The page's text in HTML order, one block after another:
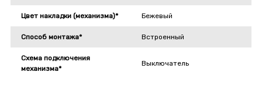
Цвет накладки (механизма)* Бежевый
Способ монтажа* Встроенный
Схема подключения
механизма*
Выключатель